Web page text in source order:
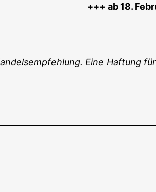
+++ ab 18.
Eine Haf­tung